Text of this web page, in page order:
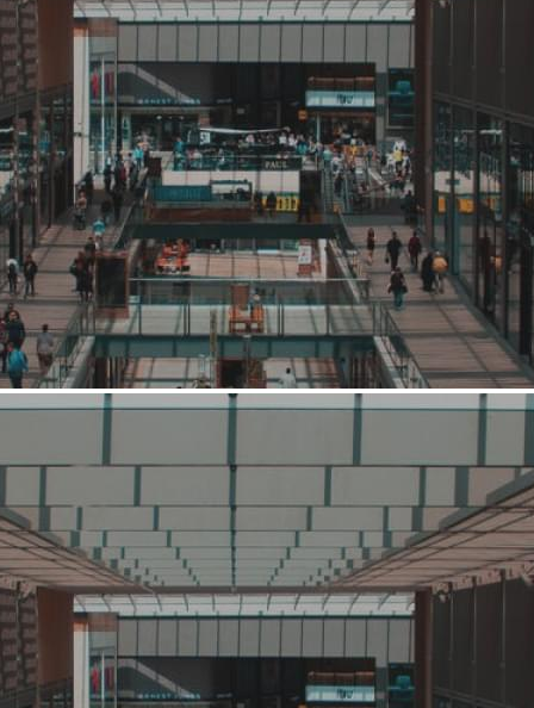
Средний
Связаться с ритейлером Узнать планы развития ритейлера
Банк «АГРОПРОМКРЕДИТ» ведет свою историю с 1994-го
года и известен на российском финансовом рынке как
универсальный банк федерального уровня, оказывающий
клиентам весь комплекс услуг, которые может предложить
современное финансово-кредитное учреждение. В Банке
созданы организационные возможности для плодотворной
работы на ритейловом рынке, активно развиваются и другие
традиционные для Банка направления: раб...
2252 (+1)
Навигация